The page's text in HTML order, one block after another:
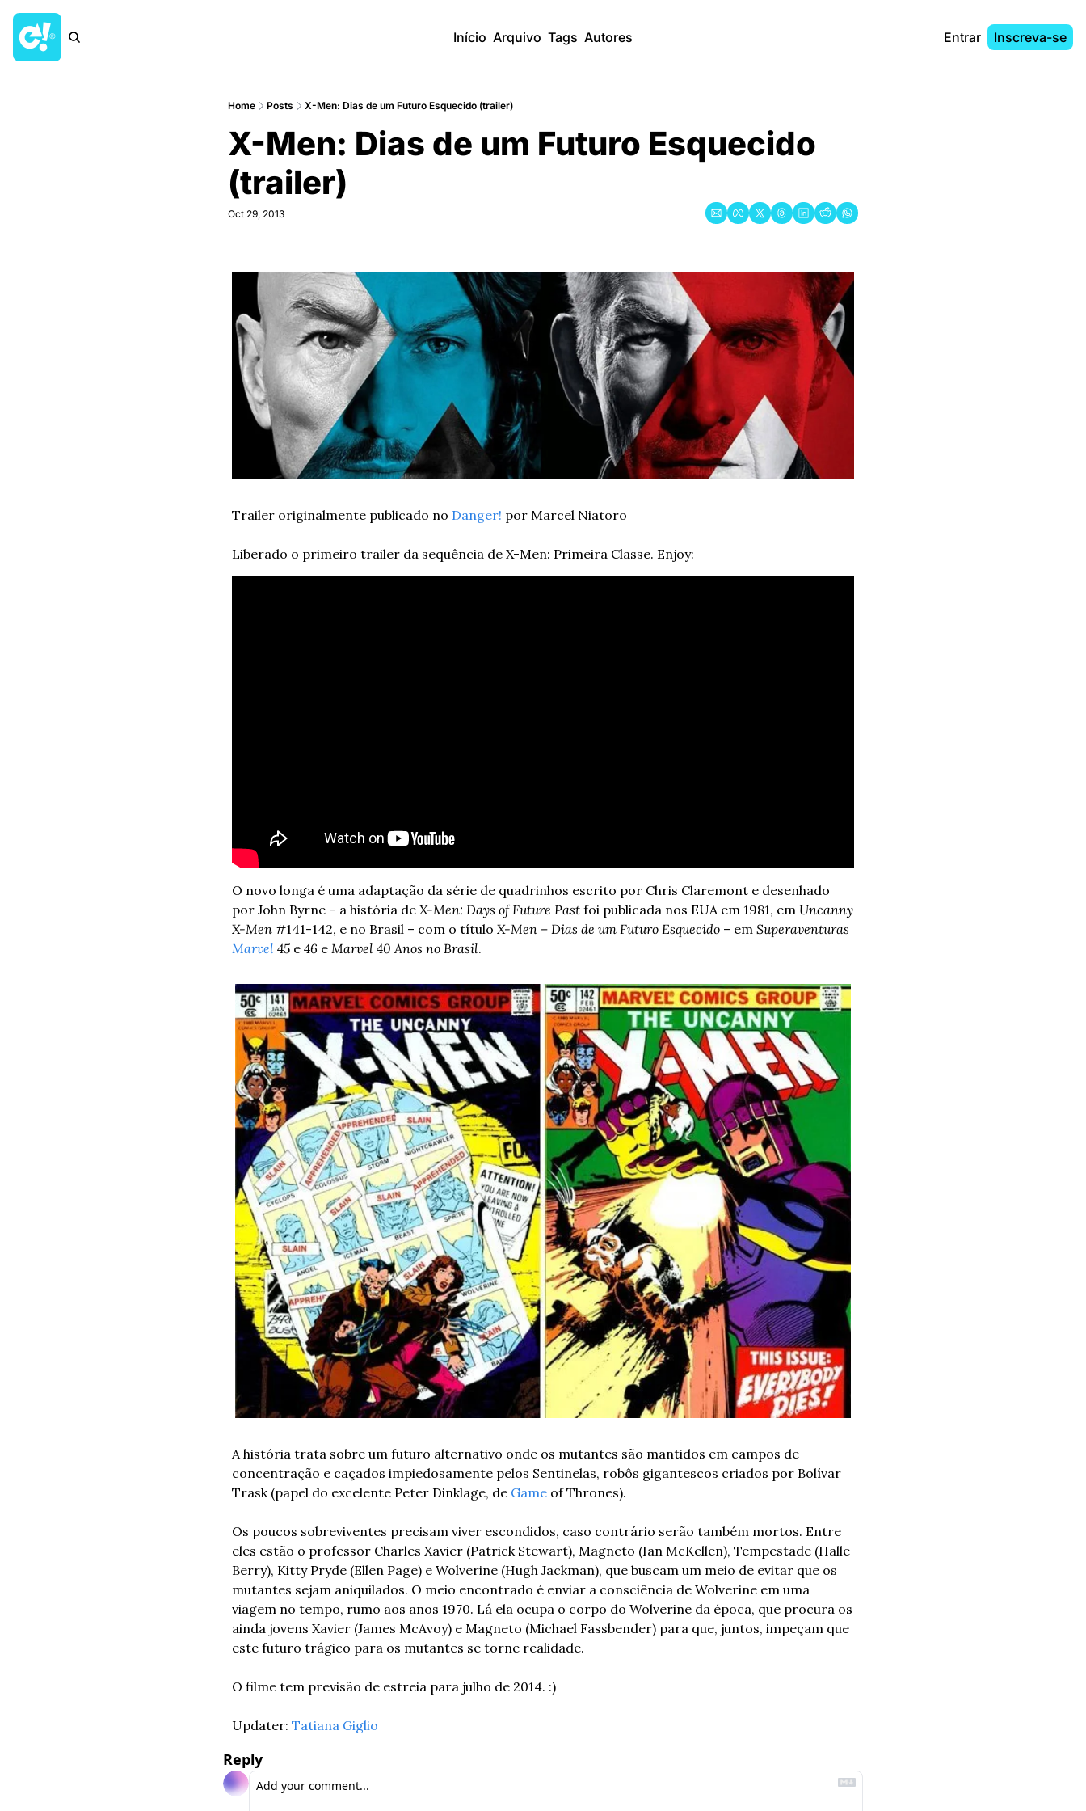
Início Arquivo Tags Autores Entrar Inscreva-se
Home Posts X-Men: Dias de um Futuro Esquecido (trailer)
X-Men: Dias de um Futuro Esquecido
(trailer)
Oct 29, 2013
Trailer originalmente publicado no Danger! por Marcel Niatoro
Liberado o primeiro trailer da sequência de X-Men: Primeira Classe. Enjoy:
O novo longa é uma adaptação da série de quadrinhos escrito por Chris Claremont e desenhado
por John Byrne – a história de X-Men: Days of Future Past foi publicada nos EUA em 1981, em Uncanny
X-Men #141-142, e no Brasil – com o título X-Men – Dias de um Futuro Esquecido – em
Marvel 45 e 46 e Marvel 40 Anos no Brasil.
A história trata sobre um futuro alternativo onde os mutantes são mantidos em campos de
concentração e caçados impiedosamente pelos Sentinelas, robôs gigantescos criados por Bolívar
Trask (papel do excelente Peter Dinklage, de Game of Thrones).
Os poucos sobreviventes precisam viver escondidos, caso contrário serão também mortos. Entre
eles estão o professor Charles Xavier (Patrick Stewart), Magneto (Ian McKellen), Tempestade (Halle
Berry), Kitty Pryde (Ellen Page) e Wolverine (Hugh Jackman), que buscam um meio de evitar que os
mutantes sejam aniquilados. O meio encontrado é enviar a consciência de Wolverine em uma
viagem no tempo, rumo aos anos 1970. Lá ela ocupa o corpo do Wolverine da época, que procura os
ainda jovens Xavier (James McAvoy) e Magneto (Michael Fassbender) para que, juntos, impeçam que
este futuro trágico para os mutantes se torne realidade.
O filme tem previsão de estreia para julho de 2014. :)
Updater: Tatiana Giglio
Reply